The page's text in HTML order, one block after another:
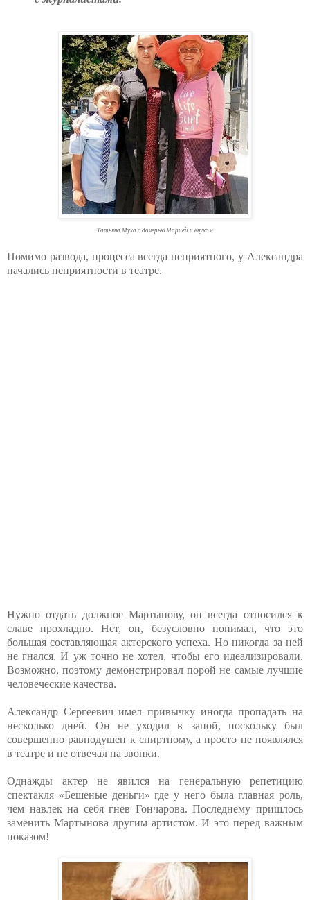
Татьяна Муха с дочерью Марией и внуком
Помимо развода, процесса всегда неприятного, у Александра
начались неприятности в театре.
Нужно отдать должное Мартынову, он всегда относился к
славе прохладно. Нет, он, безусловно понимал, что это
большая составляющая актерского успеха. Но никогда за ней
не гнался. И уж точно не хотел, чтобы его идеализировали.
Возможно, поэтому демонстрировал порой не самые лучшие
человеческие качества.
Александр Сергеевич имел привычку иногда пропадать на
несколько дней. Он не уходил в запой, поскольку был
совершенно равнодушен к спиртному, а просто не появлялся
в театре и не отвечал на звонки.
Однажды актер не явился на генеральную репетицию
спектакля «Бешеные деньги» где у него была главная роль,
чем навлек на себя гнев Гончарова. Последнему пришлось
заменить Мартынова другим артистом. И это перед важным
показом!